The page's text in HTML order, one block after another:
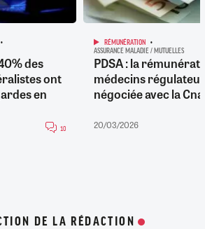
des
ont
en
10
RÉMUNÉRATION
ASSURANCE MALADIE / MUTUELLES
PDSA : la
médecins
négociée avec la
20/03/2026
DE LA RÉDACTION